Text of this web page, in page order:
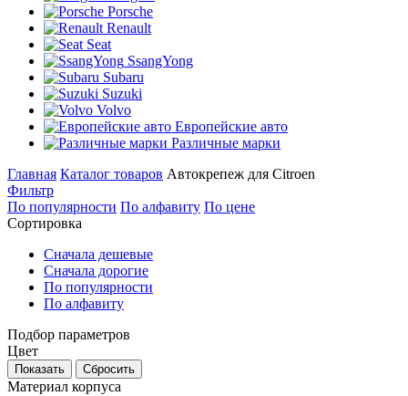
Porsche
Renault
Seat
SsangYong
Subaru
Suzuki
Volvo
Европейские авто
Различные марки
Главная Каталог товаров Автокрепеж для Citroen
Фильтр
По популярности По алфавиту По цене
Сортировка
Сначала дешевые
Сначала дорогие
По популярности
По алфавиту
Подбор параметров
Цвет
Показать Сбросить
Материал корпуса